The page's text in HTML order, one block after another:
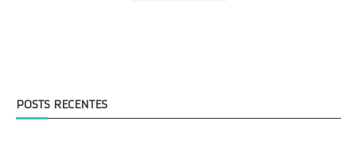
POSTS RECENTES